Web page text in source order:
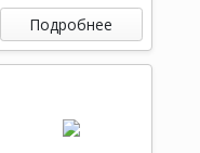
Подробнее